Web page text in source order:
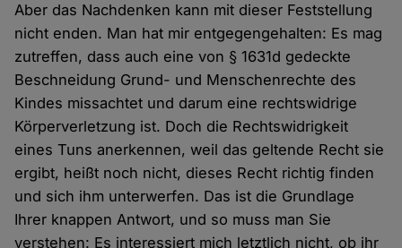
Aber das Nachdenken kann mit dieser Feststellung
nicht enden. Man hat mir entgegengehalten: Es mag
zutreffen, dass auch eine von § 1631d gedeckte
Beschneidung Grund- und Menschenrechte des
Kindes missachtet und darum eine rechtswidrige
Körperverletzung ist. Doch die Rechtswidrigkeit
eines Tuns anerkennen, weil das geltende Recht sie
ergibt, heißt noch nicht, dieses Recht richtig finden
und sich ihm unterwerfen. Das ist die Grundlage
Ihrer knappen Antwort, und so muss man Sie
verstehen: Es interessiert mich letztlich nicht, ob ihr